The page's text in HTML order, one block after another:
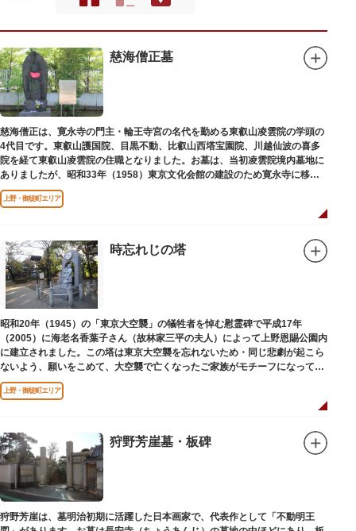
慈海僧正墓
慈海僧正は、寛永寺の門主・輪王寺宮の名代を勤める東叡山凌雲院の学頭の
4代目です。東叡山護国院、目黒不動、比叡山西塔宝園院、川越仙波の喜多
院を経て東叡山凌雲院の住職となりました。お墓は、当初凌雲院境内墓地に
ありましたが、昭和33年（1958）東京文化会館の建設のため寛永寺に移築
されました。
上野・御徒町エリア
時忘れじの塔
昭和20年（1945）の「東京大空襲」の犠牲者を悼む慰霊碑で平成17年
（2005）に海老名香葉子さん（故林家三平の夫人）によって上野恩賜公園内
に建立されました。この塔は東京大空襲を忘れないため・同じ悲劇が起こら
ないよう、願いをこめて、大空襲で亡くなったご家族がモチーフになってい
る平和祈念母子像・時計塔です。
上野・御徒町エリア
狩野芳崖墓・板碑
狩野芳崖は、墓明治初期に活躍した日本画家で、代表作として「不動明王